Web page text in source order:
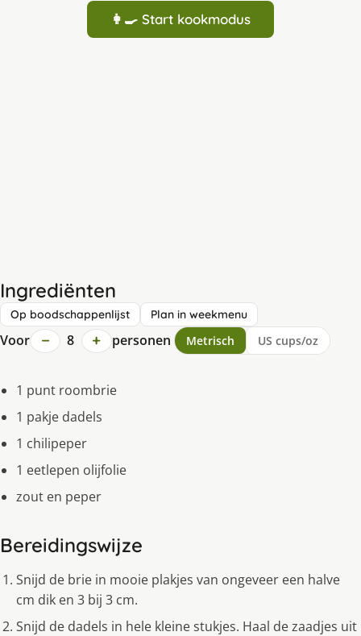
👩‍🍳 Start kookmodus
Ingrediënten
Op boodschappenlijst Plan in weekmenu
Voor − 8 + personen Metrisch US cups/oz
1 punt roombrie
1 pakje dadels
1 chilipeper
1 eetlepen olijfolie
zout en peper
Bereidingswijze
Snijd de brie in mooie plakjes van ongeveer een halve
cm dik en 3 bij 3 cm.
Snijd de dadels in hele kleine stukjes. Haal de zaadjes uit